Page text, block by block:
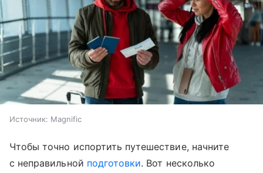
Источник: Magnific
Чтобы точно испортить путешествие, начните
с неправильной подготовки. Вот несколько